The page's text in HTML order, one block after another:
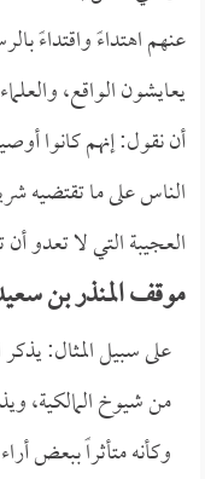
عنهم اهتداءً واقتداءً
يعايشون الواقع،
أن نقول: إنهم كانوا
الناس على ما تقتضيه
العجيبة التي لا تعدو
موقف المنذر بن
على سبيل المثال: يذكر
من شيوخ المالكية،
وكأنه متأثراً ببعض